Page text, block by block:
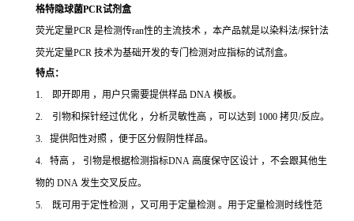
格特隐球菌PCR试剂盒
荧光定量PCR 是检测传ran性的主流技术 ，本产品就是以染料法/探针法
荧光定量PCR 技术为基础开发的专门检测对应指标的试剂盒。
特点：
1. 即开即用 ，用户只需要提供样品 DNA 模板。
2. 引物和探针经过优化 ，分析灵敏性高 ，可以达到 1000 拷贝/反应。
3. 提供阳性对照 ，便于区分假阴性样品。
4. 特高 ， 引物是根据检测指标DNA 高度保守区设计 ，不会跟其他生
物的 DNA 发生交叉反应。
5. 既可用于定性检测 ，又可用于定量检测 。用于定量检测时线性范